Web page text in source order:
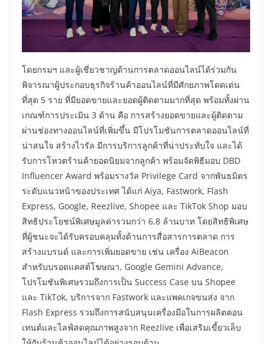
โดยกรมฯ และผู้เชี่ยวชาญด้านการตลาดออนไลน์ได้ร่วมกัน
พิจารณาผู้ประกอบธุรกิจร้านค้าออนไลน์ที่มีศักยภาพโดดเด่น
ที่สุด 5 ราย ที่มียอดขายและยอดผู้ติดตามมากที่สุด พร้อมทั้งผ่าน
เกณฑ์การประเมิน 3 ด้าน คือ การสร้างยอดขายและผู้ติดตาม
ผ่านช่องทางออนไลน์ที่เพิ่มขึ้น มีโปรโมชันการตลาดออนไลน์ที่
น่าสนใจ สร้างไวรัล มีการบริการลูกค้าที่น่าประทับใจ และได้
รับการโหวตร้านค้ายอดนิยมจากลูกค้า พร้อมจัดพิธีมอบ DBD
Influencer Award พร้อมรางวัล Privilege Card จากพันธมิตร
ระดับแนวหน้าของประเทศ ได้แก่ Aiya, Fastwork, Flash
Express, Google, Reezlive, Shopee และ TikTok Shop มอบ
สิทธิประโยชน์พิเศษมูลค่ารวมกว่า 6.8 ล้านบาท โดยสิทธิพิเศษ
ที่ผู้ชนะจะได้รับครอบคลุมทั้งด้านการสื่อสารการตลาด การ
สร้างแบรนด์ และการเพิ่มยอดขาย เช่น เครื่อง AiBeacon
สำหรับบรอดแคสต์โฆษณา, Google Gemini Advance,
โปรโมชันพิเศษรวมถึงการเป็น Success Case บน Shopee
และ TikTok, บริการจาก Fastwork และแพคเกจขนส่ง จาก
Flash Express รวมถึงการสนับสนุนเครื่องมือในการผลิตคอน
เทนต์และไลฟ์สดคุณภาพสูงจาก Reezlive เพื่อเสริมเขี้ยวเล็บ